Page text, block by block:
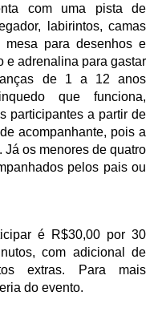
com uma pista de
labirintos, camas
para desenhos e
e adrenalina para gastar
de 1 a 12 anos
que funciona,
participantes a partir de
acompanhante, pois a
Já os menores de quatro
pelos pais ou
é R$30,00 por 30
com adicional de
extras. Para mais
do evento.